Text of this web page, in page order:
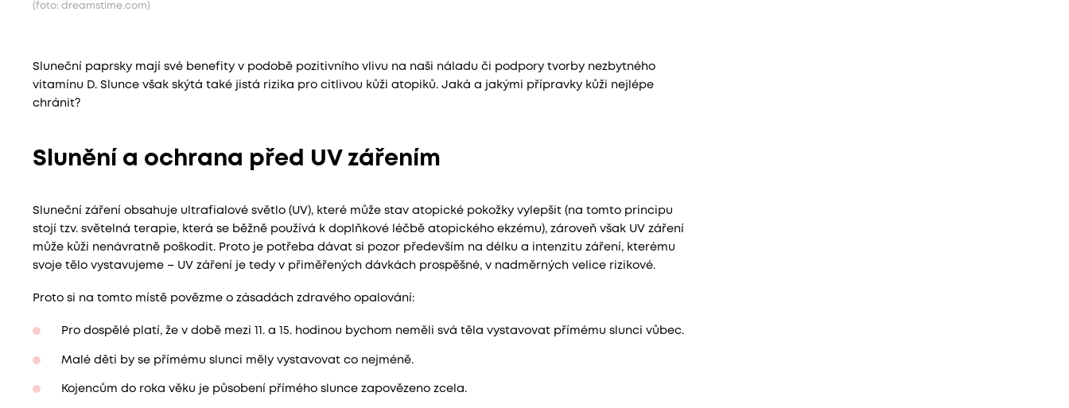
(foto: dreamstime.com)
Sluneční paprsky mají své benefity v podobě pozitivního vlivu na naši náladu či podpory tvorby nezbytného
vitamínu D. Slunce však skýtá také jistá rizika pro citlivou kůži atopiků. Jaká a jakými přípravky kůži nejlépe
chránit?
Slunění a ochrana před UV zářením
Sluneční záření obsahuje ultrafialové světlo (UV), které může stav atopické pokožky vylepšit (na tomto principu
stojí tzv. světelná terapie, která se běžně používá k doplňkové léčbě atopického ekzému), zároveň však UV záření
může kůži nenávratně poškodit. Proto je potřeba dávat si pozor především na délku a intenzitu záření, kterému
svoje tělo vystavujeme – UV záření je tedy v přiměřených dávkách prospěšné, v nadměrných velice rizikové.
Proto si na tomto místě povězme o zásadách zdravého opalování:
Pro dospělé platí, že v době mezi 11. a 15. hodinou bychom neměli svá těla vystavovat přímému slunci vůbec.
Malé děti by se přímému slunci měly vystavovat co nejméně.
Kojencům do roka věku je působení přímého slunce zapovězeno zcela.